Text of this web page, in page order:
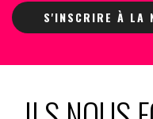
S'INSCRIRE À LA